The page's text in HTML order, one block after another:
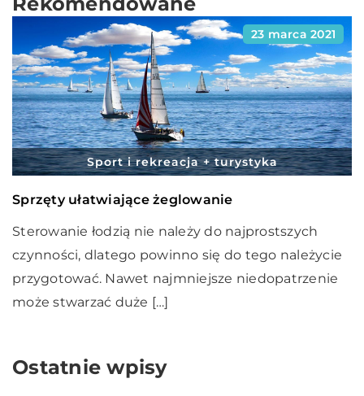
23 marca 2021
Sport i rekreacja + turystyka
Sprzęty ułatwiające żeglowanie
Sterowanie łodzią nie należy do najprostszych
czynności, dlatego powinno się do tego należycie
przygotować. Nawet najmniejsze niedopatrzenie
może stwarzać duże […]
Ostatnie wpisy